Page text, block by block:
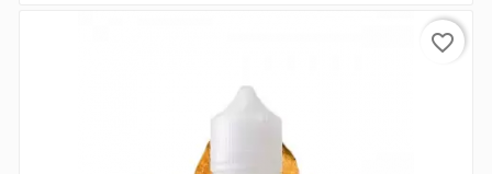
favorite_border